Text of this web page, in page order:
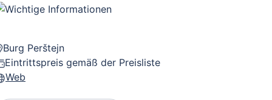
Burg Perštejn
Eintrittspreis gemäß der Preisliste
Web